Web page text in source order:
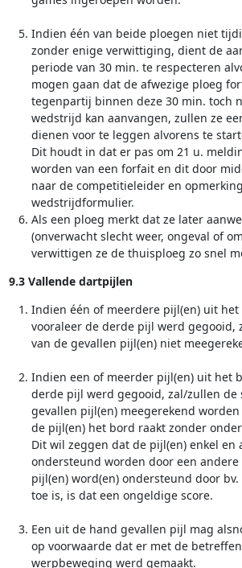
Indien één van beide ploegen niet
zonder enige verwittiging, dient de
periode van 30 min. te respecteren
mogen gaan dat de afwezige ploeg
tegenpartij binnen deze 30 min. toch
wedstrijd kan aanvangen, zullen ze
dienen voor te leggen alvorens te
Dit houdt in dat er pas om 21 u.
worden van een forfait en dit door
naar de competitieleider en
wedstrijdformulier.
Als een ploeg merkt dat ze later
(onverwacht slecht weer, ongeval of
verwittigen ze de thuisploeg zo snel
9.3 Vallende dartpijlen
Indien één of meerdere pijl(en) uit het
vooraleer de derde pijl werd gegooid,
van de gevallen pijl(en) niet
Indien een of meerder pijl(en) uit het
derde pijl werd gegooid, zal/zullen de
gevallen pijl(en) meegerekend
de pijl(en) het bord raakt zonder
Dit wil zeggen dat de pijl(en) enkel en
ondersteund worden door een
pijl(en) word(en) ondersteund door
toe is, is dat een ongeldige score.
Een uit de hand gevallen pijl mag
op voorwaarde dat er met de
werpbeweging werd gemaakt.